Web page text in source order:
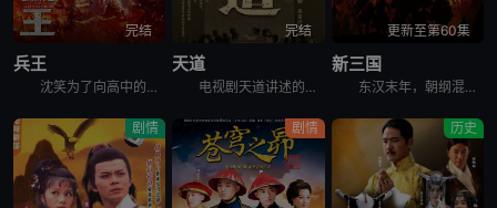
第40集 VIP 第41集 VIP 第42集 VIP
第43集 VIP 第44集 VIP
完结
兵王
沈笑为了向高中的同学和老师证明这个世界上除了上大学外，还有更多证明自己价值的机会和岗位，报名参了军，成为了北港市消防部队的一名消防战士。在部队里，沈笑是一个训练成绩和调皮捣蛋同时冒尖的“刺头兵”，
完结
天道
电视剧天道讲述的是：年轻的女警官芮小丹（左小青 饰）通过朋友结识了商界怪才丁元英（王志文 饰），并受托在古城照料丁元英的生活。丁元英异于常人的性格和让人瞠目结舌的才华深深吸引着芮小丹。借由对音乐的
更新至第60集
新三国
东汉末年，朝纲混乱。内有董卓（吕晓禾 饰）巨奸权倾朝野，专横跋扈；外有黄巾军起义，撼动社稷。时有曹操（陈建斌 饰）韬光养晦，欲为国除害。逃出京城后，曹操与各地诸侯袁绍、刘备（于和伟 饰）、孙坚等二
剧情 剧情 历史